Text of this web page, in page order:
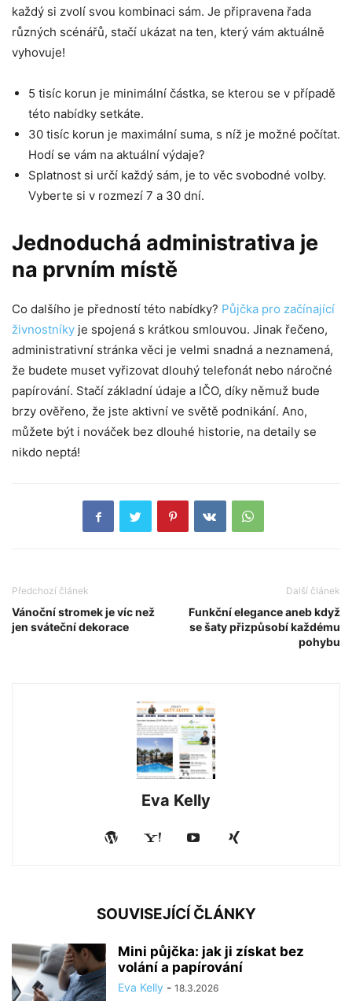
každý si zvolí svou kombinaci sám. Je připravena řada
různých scénářů, stačí ukázat na ten, který vám aktuálně
vyhovuje!
5 tisíc korun je minimální částka, se kterou se v případě
této nabídky setkáte.
30 tisíc korun je maximální suma, s níž je možné počítat.
Hodí se vám na aktuální výdaje?
Splatnost si určí každý sám, je to věc svobodné volby.
Vyberte si v rozmezí 7 a 30 dní.
Jednoduchá administrativa je
na prvním místě
Co dalšího je předností této nabídky? Půjčka pro začínající
živnostníky je spojená s krátkou smlouvou. Jinak řečeno,
administrativní stránka věci je velmi snadná a neznamená,
že budete muset vyřizovat dlouhý telefonát nebo náročné
papírování. Stačí základní údaje a IČO, díky němuž bude
brzy ověřeno, že jste aktivní ve světě podnikání. Ano,
můžete být i nováček bez dlouhé historie, na detaily se
nikdo neptá!
Předchozí článek
Vánoční stromek je víc než
jen sváteční dekorace
Další článek
Funkční elegance aneb když
se šaty přizpůsobí každému
pohybu
Eva Kelly
SOUVISEJÍCÍ ČLÁNKY
Mini půjčka: jak ji získat bez
volání a papírování
Eva Kelly - 18.3.2026